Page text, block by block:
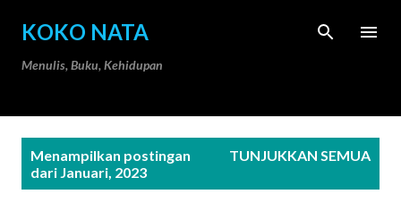
Langsung ke konten utama
KOKO NATA
Menulis, Buku, Kehidupan
Menampilkan postingan
dari Januari, 2023
TUNJUKKAN SEMUA